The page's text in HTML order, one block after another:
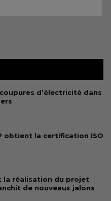
d’électricité dans
obtient la certification ISO
la réalisation du projet
de nouveaux jalons